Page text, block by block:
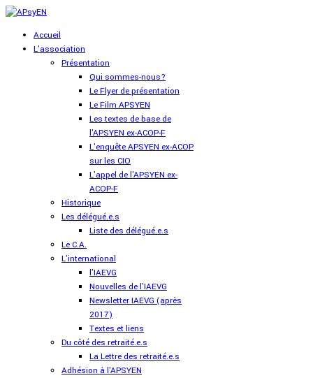
Accueil
L'association
Présentation
Qui sommes-nous?
Le Flyer de présentation
Le Film APSYEN
Les textes de base de
l'APSYEN ex-ACOP-F
L'enquête APSYEN ex-ACOP
sur les CIO
L'appel de l'APSYEN ex-
ACOP-F
Historique
Les délégué.e.s
Liste des délégué.e.s
Le C.A.
L'international
l'IAEVG
Nouvelles de l'IAEVG
Newsletter IAEVG (après
2017)
Textes et liens
Du côté des retraité.e.s
La Lettre des retraité.e.s
Adhésion à l'APSYEN